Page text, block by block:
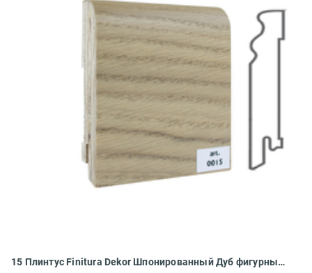
15 Плинтус Finitura Dekor Шпонированный Дуб фигурный 2400x120x30